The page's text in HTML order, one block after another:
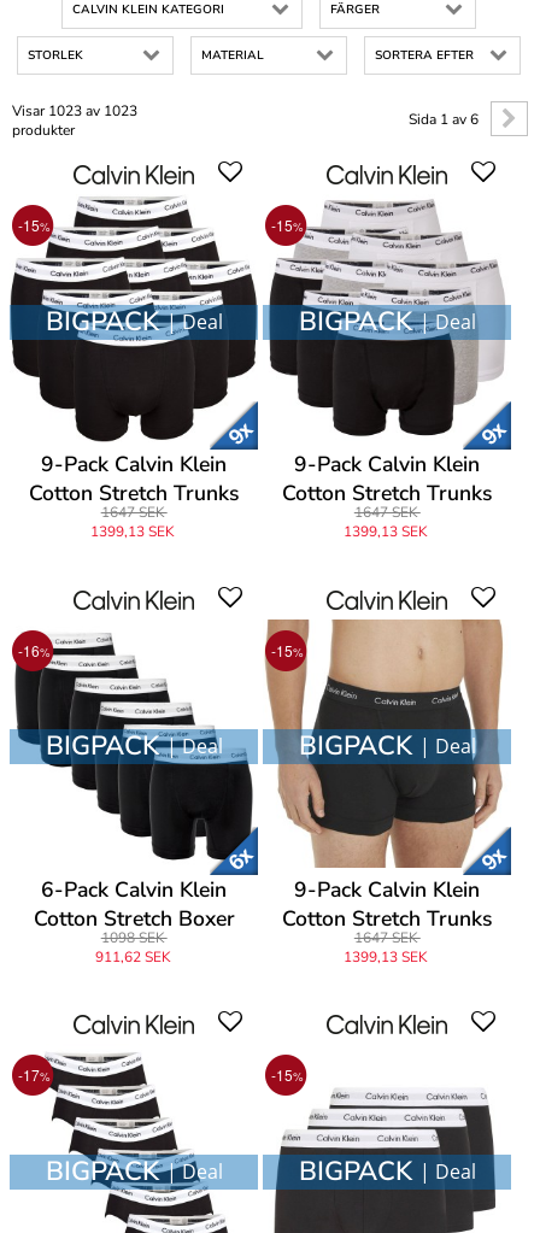
CALVIN KLEIN KATEGORI FÄRGER
STORLEK MATERIAL SORTERA EFTER
Sida 1 av 6
Visar 1023 av 1023
produkter
-15%
BIGPACK| Deal
9-Pack Calvin Klein
Cotton Stretch Trunks
1647 SEK
1399,13 SEK
-15%
BIGPACK| Deal
9-Pack Calvin Klein
Cotton Stretch Trunks
1647 SEK
1399,13 SEK
-16%
BIGPACK| Deal
6-Pack Calvin Klein
Cotton Stretch Boxer
Brief
1098 SEK
911,62 SEK
-15%
BIGPACK | Deal
9-Pack Calvin Klein
Cotton Stretch Trunks
1647 SEK
1399,13 SEK
-17%
BIGPACK| Deal
-15%
BIGPACK | Deal